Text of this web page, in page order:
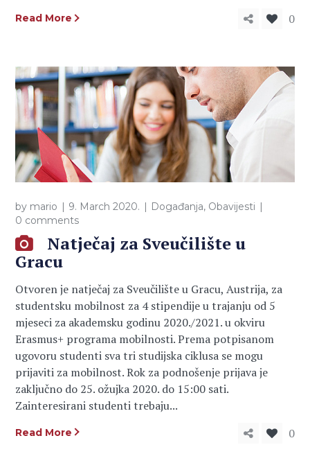
Read More 0
by mario 9. March 2020. Događanja, Obavijesti
0 comments
Natječaj za Sveučilište u
Gracu
Otvoren je natječaj za Sveučilište u Gracu, Austrija, za
studentsku mobilnost za 4 stipendije u trajanju od 5
mjeseci za akademsku godinu 2020./2021. u okviru
Erasmus+ programa mobilnosti. Prema potpisanom
ugovoru studenti sva tri studijska ciklusa se mogu
prijaviti za mobilnost. Rok za podnošenje prijava je
zaključno do 25. ožujka 2020. do 15:00 sati.
Zainteresirani studenti trebaju...
Read More 0